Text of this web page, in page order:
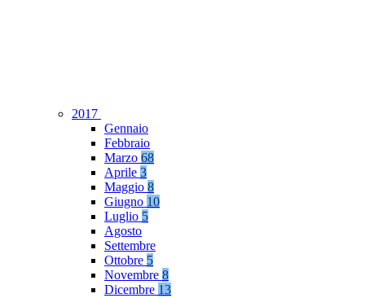
2017
Gennaio
Febbraio
Marzo 68
Aprile 3
Maggio 8
Giugno 10
Luglio 5
Agosto
Settembre
Ottobre 5
Novembre 8
Dicembre 13